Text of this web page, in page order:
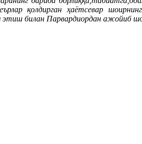
қолдирган ҳаётсевар
билан Парвардиордан ажойиб